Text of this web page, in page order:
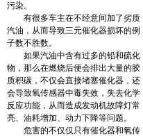
污染。
有很多车主在不经意间加了劣质
汽油，从而导致三元催化器损坏的例
子数不胜数。
如果汽油中含有过多的铅和硫化
物，那么在燃烧后便会排出大量的胶
质积碳，不仅会直接堵塞催化器，还
会导致氧传感器中毒失效，失去化学
反应功能，从而造成发动机故障灯常
亮、油耗增加、动力下降等问题。
危害的不仅仅只有催化器和氧传